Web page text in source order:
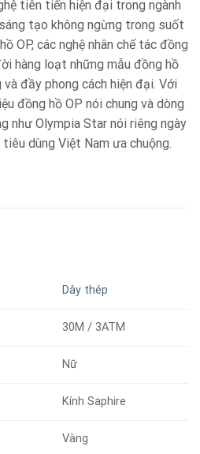
tiên tiến hiện đại trong ngành
tạo không ngừng trong suốt
OP, các nghệ nhân chế tác đồng
hàng loạt những mẫu đồng hồ
đầy phong cách hiện đại. Với
đồng hồ OP nói chung và dòng
như Olympia Star nói riêng ngày
dùng Việt Nam ưa chuộng.
Dây thép
30M / 3ATM
Nữ
Kính Saphire
Vàng